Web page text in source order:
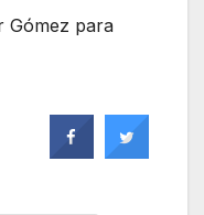
Gómez para